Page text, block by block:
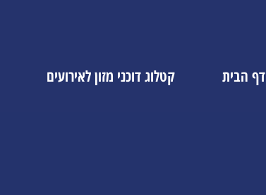
דף הבית קטלוג דוכני מזון לאירועים